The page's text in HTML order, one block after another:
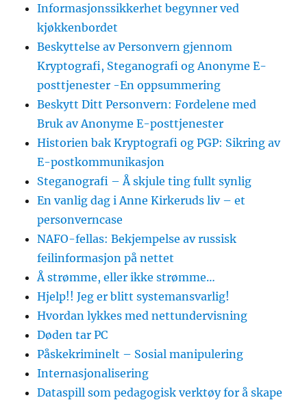
Informasjonssikkerhet begynner ved
kjøkkenbordet
Beskyttelse av Personvern gjennom
Kryptografi, Steganografi og Anonyme E-
posttjenester -En oppsummering
Beskytt Ditt Personvern: Fordelene med
Bruk av Anonyme E-posttjenester
Historien bak Kryptografi og PGP: Sikring av
E-postkommunikasjon
Steganografi – Å skjule ting fullt synlig
En vanlig dag i Anne Kirkeruds liv – et
personverncase
NAFO-fellas: Bekjempelse av russisk
feilinformasjon på nettet
Å strømme, eller ikke strømme…
Hjelp!! Jeg er blitt systemansvarlig!
Hvordan lykkes med nettundervisning
Døden tar PC
Påskekriminelt – Sosial manipulering
Internasjonalisering
Dataspill som pedagogisk verktøy for å skape